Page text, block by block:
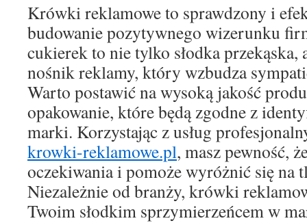
Krówki reklamowe to sprawdzony i
budowanie pozytywnego wizerunku
cukierek to nie tylko słodka przekąska,
nośnik reklamy, który wzbudza
Warto postawić na wysoką jakość
opakowanie, które będą zgodne z
marki. Korzystając z usług
krowki-reklamowe.pl, masz pewność,
oczekiwania i pomoże wyróżnić się na
Niezależnie od branży, krówki
Twoim słodkim sprzymierzeńcem w